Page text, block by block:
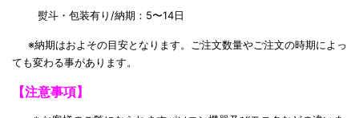
熨斗・包装有り/納期：5〜14日
※納期はおよその目安となります。ご注文数量やご注文の時期によっ
ても変わる事があります。
【注意事項】